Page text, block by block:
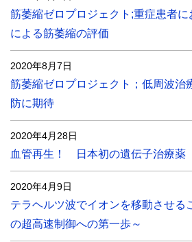
筋萎縮ゼロプロジェクト;重症患者
による筋萎縮の評価
2020年8月7日
筋萎縮ゼロプロジェクト；低周波治
防に期待
2020年4月28日
血管再生！ 日本初の遺伝子治療薬
2020年4月9日
テラヘルツ波でイオンを移動させる
の超高速制御への第一歩～